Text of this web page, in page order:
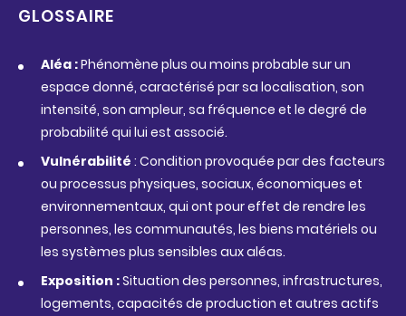
GLOSSAIRE
Aléa :Phénomène plus ou moins probable sur un
espace donné, caractérisé par sa localisation, son
intensité, son ampleur, sa fréquence et le degré de
probabilité qui lui est associé.
Vulnérabilité : Condition provoquée par des facteurs
ou processus physiques, sociaux, économiques et
environnementaux, qui ont pour effet de rendre les
personnes, les communautés, les biens matériels ou
les systèmes plus sensibles aux aléas.
Exposition :Situation des personnes, infrastructures,
logements, capacités de production et autres actifs